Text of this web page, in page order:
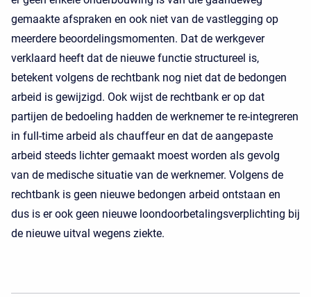
gemaakte afspraken en ook niet van de vastlegging op
meerdere beoordelingsmomenten. Dat de werkgever
verklaard heeft dat de nieuwe functie structureel is,
betekent volgens de rechtbank nog niet dat de bedongen
arbeid is gewijzigd. Ook wijst de rechtbank er op dat
partijen de bedoeling hadden de werknemer te re-integreren
in full-time arbeid als chauffeur en dat de aangepaste
arbeid steeds lichter gemaakt moest worden als gevolg
van de medische situatie van de werknemer. Volgens de
rechtbank is geen nieuwe bedongen arbeid ontstaan en
dus is er ook geen nieuwe loondoorbetalingsverplichting bij
de nieuwe uitval wegens ziekte.